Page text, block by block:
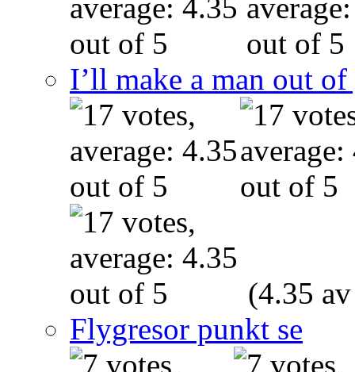
I’ll make a man out
(4.35
Flygresor punkt se